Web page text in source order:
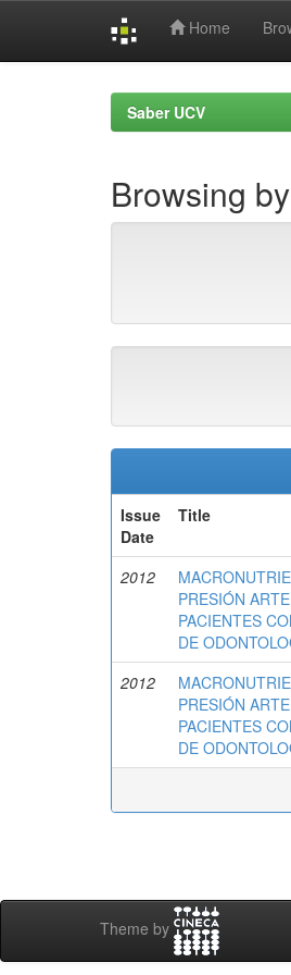
Home
Saber UCV
Browsing
Issue
Date
Title
2012
PRESIÓN
PACIENTES
DE
2012
PRESIÓN
PACIENTES
DE
Theme by